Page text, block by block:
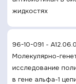
жидкостях
96-10-091 -
Молекулярно-
исследование
в гене альфа-1